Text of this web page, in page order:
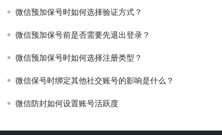
微信预加保号时如何选择验证方式？
微信预加保号前是否需要先退出登录？
微信预加保号时如何选择注册类型？
微信保号时绑定其他社交账号的影响是什么？
微信防封如何设置账号活跃度